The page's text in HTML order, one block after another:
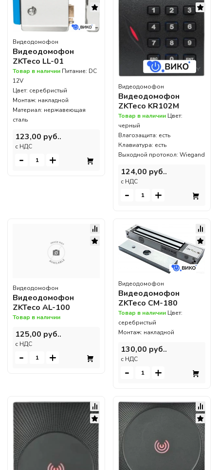
Видеодомофон
Видеодомофон
ZKTeco LL-01
Товар в наличии Питание: DC
12V
Цвет: серебристый
Монтаж: накладной
Материал: нержавеющая
сталь
123,00 руб..
c НДС
- +
Видеодомофон
Видеодомофон
ZKTeco KR102M
Товар в наличии Цвет:
черный
Влагозащита: есть
Клавиатура: есть
Выходной протокол: Wiegand
124,00 руб..
c НДС
- +
Видеодомофон
Видеодомофон
ZKTeco AL-100
Товар в наличии
125,00 руб..
c НДС
- +
Видеодомофон
Видеодомофон
ZKTeco CM-180
Товар в наличии Цвет:
серебристый
Монтаж: накладной
130,00 руб..
c НДС
- +